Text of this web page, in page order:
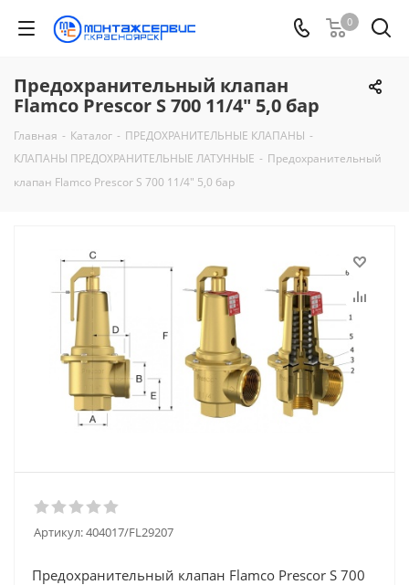
0
Предохранительный клапан
Flamco Prescor S 700 11/4" 5,0 бар
Главная - Каталог - ПРЕДОХРАНИТЕЛЬНЫЕ КЛАПАНЫ -
КЛАПАНЫ ПРЕДОХРАНИТЕЛЬНЫЕ ЛАТУННЫЕ - Предохранительный
клапан Flamco Prescor S 700 11/4" 5,0 бар
Артикул:404017/FL29207
Предохранительный клапан Flamco Prescor S 700